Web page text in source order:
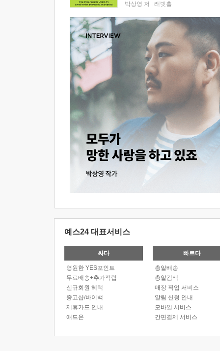
박상영 저 래빗홀
예스24 대표서비스
싸다
영원한 YES포인트
무료배송+추가적립
신규회원 혜택
중고샵/바이백
제휴카드 안내
애드온
빠르다
총알배송
총알검색
매장 픽업 서비스
알림 신청 안내
모바일 서비스
간편결제 서비스